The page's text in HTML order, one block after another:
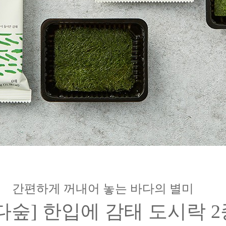
간편하게 꺼내어 놓는 바다의 별미
숲] 한입에 감태 도시락 2